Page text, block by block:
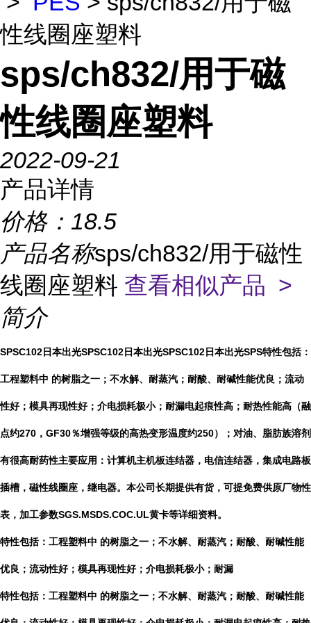
性线圈座塑料
sps/ch832/用于磁
性线圈座塑料
2022-09-21
产品详情
价格： 18.5
产品名称sps/ch832/用于磁性
线圈座塑料 查看相似产品 >
简介
SPSC102日本出光SPSC102日本出光SPSC102日本出光SPS特性包括：
工程塑料中 的树脂之一；不水解、耐蒸汽；耐酸、耐碱性能优良；流动
性好；模具再现性好；介电损耗极小；耐漏电起痕性高；耐热性能高（融
点约270，GF30％增强等级的高热变形温度约250）；对油、脂肪族溶剂
有很高耐药性主要应用：计算机主机板连结器，电信连结器，集成电路板
插槽，磁性线圈座，继电器。本公司长期提供有货，可提免费供原厂物性
表，加工参数SGS.MSDS.COC.UL黄卡等详细资料。
特性包括：工程塑料中 的树脂之一；不水解、耐蒸汽；耐酸、耐碱性能
优良；流动性好；模具再现性好；介电损耗极小；耐漏
特性包括：工程塑料中 的树脂之一；不水解、耐蒸汽；耐酸、耐碱性能